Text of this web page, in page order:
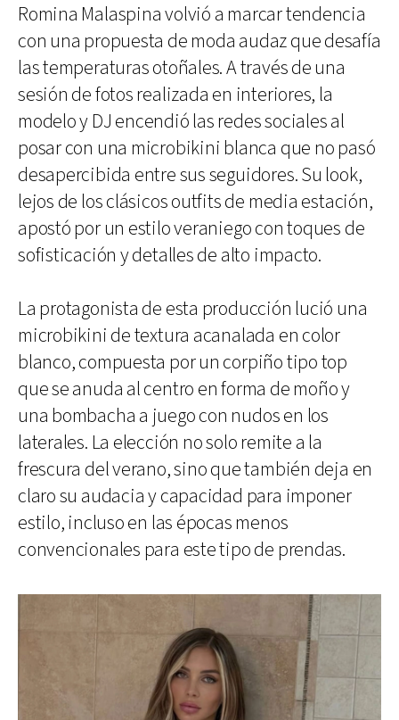
Romina Malaspina volvió a marcar tendencia
con una propuesta de moda audaz que desafía
las temperaturas otoñales. A través de una
sesión de fotos realizada en interiores, la
modelo y DJ encendió las redes sociales al
posar con una microbikini blanca que no pasó
desapercibida entre sus seguidores. Su look,
lejos de los clásicos outfits de media estación,
apostó por un estilo veraniego con toques de
sofisticación y detalles de alto impacto.
La protagonista de esta producción lució una
microbikini de textura acanalada en color
blanco, compuesta por un corpiño tipo top
que se anuda al centro en forma de moño y
una bombacha a juego con nudos en los
laterales. La elección no solo remite a la
frescura del verano, sino que también deja en
claro su audacia y capacidad para imponer
estilo, incluso en las épocas menos
convencionales para este tipo de prendas.